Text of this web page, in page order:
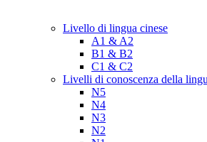
Livello di lingua cinese
A1 & A2
B1 & B2
C1 & C2
Livelli di conoscenza della
N5
N4
N3
N2